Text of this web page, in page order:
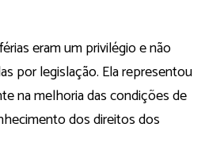
eram um privilégio e não
por legislação. Ela representou
na melhoria das condições de
dos direitos dos